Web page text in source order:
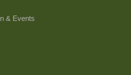
& Events